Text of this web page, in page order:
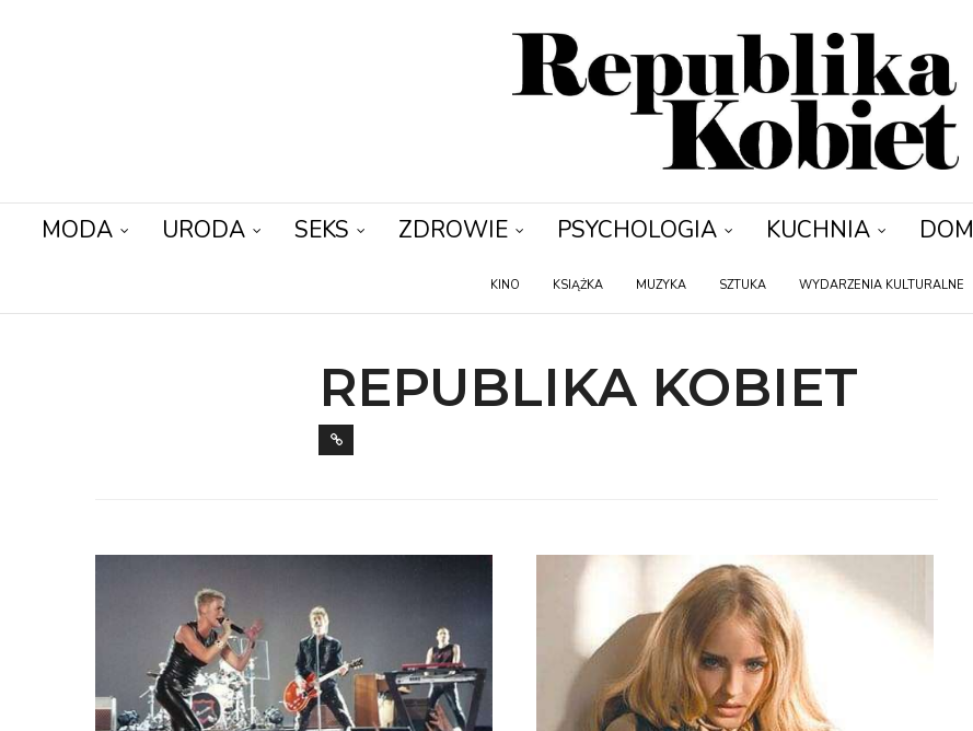
MODA URODA SEKS ZDROWIE PSYCHOLOGIA KUCHNIA DOM
KINO KSIĄŻKA MUZYKA SZTUKA WYDARZENIA KULTURALNE
REPUBLIKA KOBIET